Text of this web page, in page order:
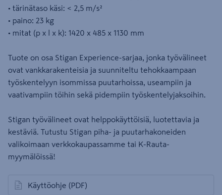
• tärinätaso käsi: < 2,5 m/s²
• paino: 23 kg
• mitat (p x l x k): 1420 x 485 x 1130 mm
Tuote on osa Stigan Experience-sarjaa, jonka työvälineet
ovat vankkarakenteisia ja suunniteltu tehokkaampaan
työskentelyyn isommissa puutarhoissa, useampiin ja
vaativampiin töihin sekä pidempiin työskentelyjaksoihin.
Stigan työvälineet ovat helppokäyttöisiä, luotettavia ja
kestäviä. Tutustu Stigan piha- ja puutarhakoneiden
valikoimaan verkkokaupassamme tai K-Rauta-
myymälöissä!
Käyttöohje (PDF)
avautuu uuteen välilehteen